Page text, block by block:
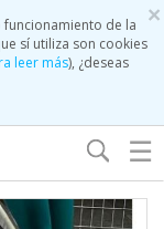
×
de la
sí utiliza son cookies
leer más), ¿deseas
☰